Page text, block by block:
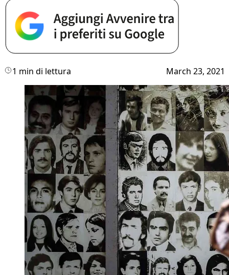
1 min di lettura March 23, 2021